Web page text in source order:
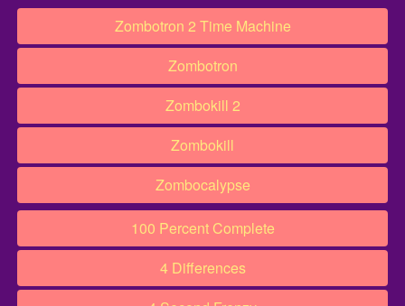
Zombotron 2 Time Machine
Zombotron
Zombokill 2
Zombokill
Zombocalypse
100 Percent Complete
4 Differences